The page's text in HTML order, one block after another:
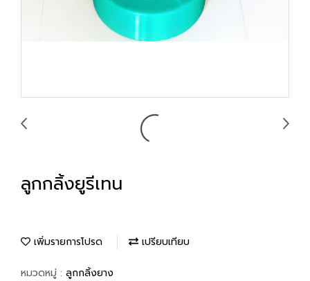
ลูกกลิ้งยูรีเทน
เพิ่มรายการโปรด เปรียบเทียบ
หมวดหมู่ : ลูกกลิ้งยาง